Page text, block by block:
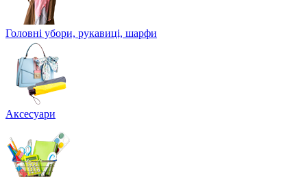
Головні убори, рукавиці, шарфи
Аксесуари